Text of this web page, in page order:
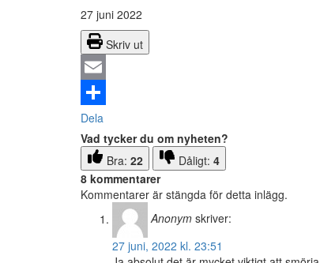
27 juni 2022
Skriv ut
Email
Dela
Vad tycker du om nyheten?
Bra: 22 Dåligt: 4
8 kommentarer
Kommentarer är stängda för detta inlägg.
Anonym skriver:
27 juni, 2022 kl. 23:51